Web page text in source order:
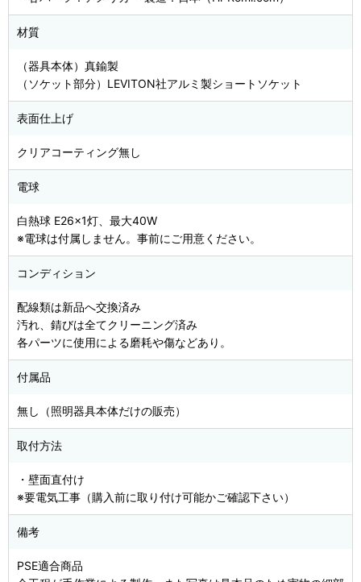
材質
（器具本体）真鍮製
（ソケット部分）LEVITON社アルミ製ショートソケット
表面仕上げ
クリアコーティング無し
電球
白熱球 E26×1灯、最大40W
※電球は付属しません。事前にご用意ください。
コンディション
配線類は新品へ交換済み
汚れ、錆びは全てクリーニング済み
各パーツに使用による磨耗や傷などあり。
付属品
無し（照明器具本体だけの販売）
取付方法
・壁面直付け
※要電気工事（購入前に取り付け可能かご確認下さい）
備考
PSE適合商品